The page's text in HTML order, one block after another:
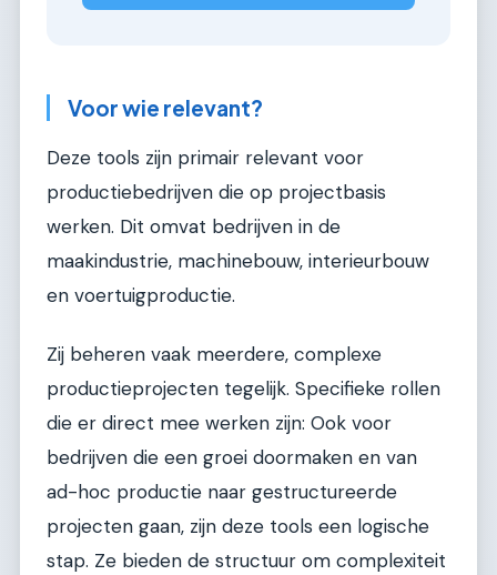
Voor wie relevant?
Deze tools zijn primair relevant voor
productiebedrijven die op projectbasis
werken. Dit omvat bedrijven in de
maakindustrie, machinebouw, interieurbouw
en voertuigproductie.
Zij beheren vaak meerdere, complexe
productieprojecten tegelijk. Specifieke rollen
die er direct mee werken zijn: Ook voor
bedrijven die een groei doormaken en van
ad-hoc productie naar gestructureerde
projecten gaan, zijn deze tools een logische
stap. Ze bieden de structuur om complexiteit